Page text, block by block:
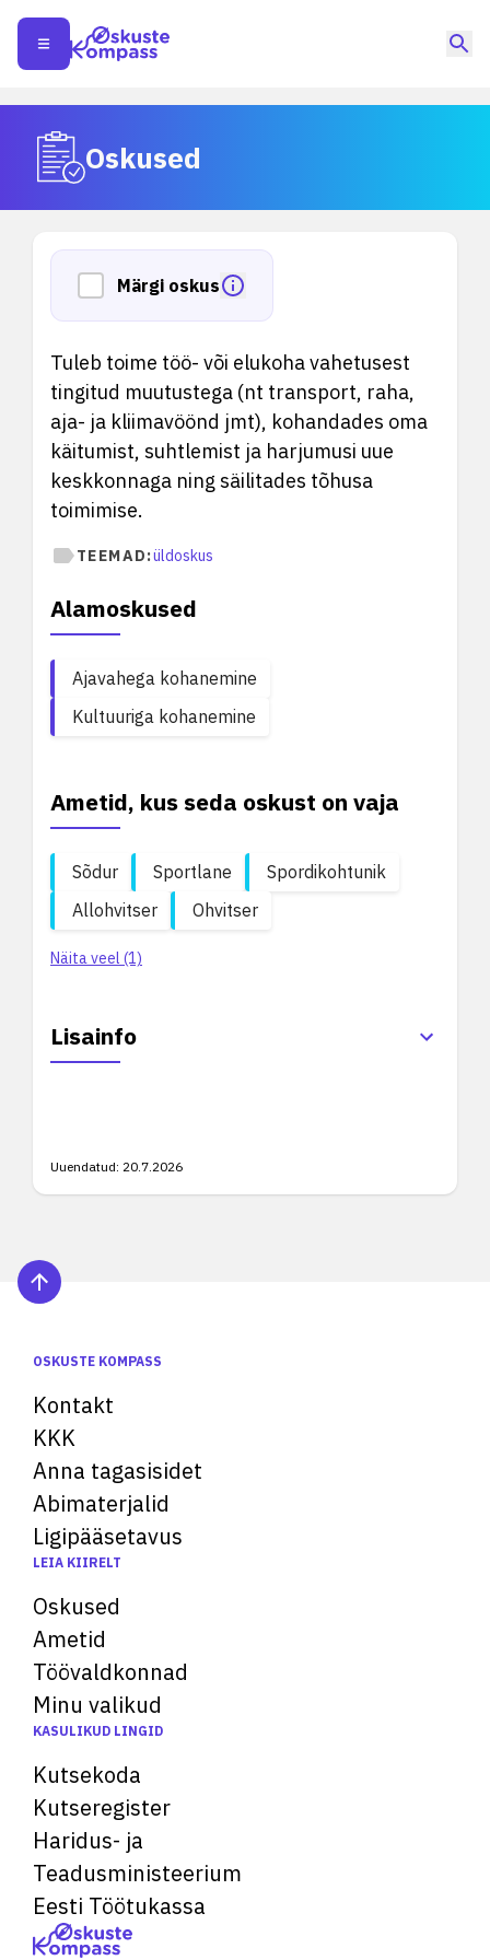
Oskused
Märgi oskus
Tuleb toime töö- või elukoha vahetusest
tingitud muutustega (nt transport, raha,
aja- ja kliimavöönd jmt), kohandades oma
käitumist, suhtlemist ja harjumusi uue
keskkonnaga ning säilitades tõhusa
toimimise.
TEEMAD:üldoskus
Alamoskused
Ajavahega kohanemine
Kultuuriga kohanemine
Ametid, kus seda oskust on vaja
Sõdur Sportlane
Spordikohtunik
Allohvitser
Ohvitser
Näita veel (1)
Lisainfo
Uuendatud: 20.7.2026
OSKUSTE KOMPASS
Kontakt
KKK
Anna tagasisidet
Abimaterjalid
Ligipääsetavus
LEIA KIIRELT
Oskused
Ametid
Töövaldkonnad
Minu valikud
KASULIKUD LINGID
Kutsekoda
Kutseregister
Haridus- ja
Teadusministeerium
Eesti Töötukassa